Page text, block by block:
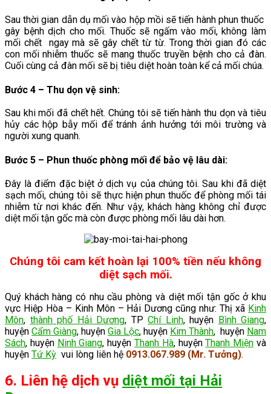
Sau thời gian dẫn dụ mối vào hộp mồi sẽ tiến hành phun thuốc
gây bệnh dịch cho mối. Thuốc sẽ ngấm vào mối, không làm
mối chết ngay mà sẽ gây chết từ từ. Trong thời gian đó các
con mối nhiễm thuốc sẽ mang thuốc truyền bệnh cho cả đàn.
Cuối cùng cả đàn mối sẽ bị tiêu diệt hoàn toàn kể cả mối chúa.
Bước 4 – Thu dọn vệ sinh:
Sau khi mối đã chết hết. Chúng tôi sẽ tiến hành thu dọn và tiêu
hủy các hộp bẫy mối để tránh ảnh hưởng tới môi trường và
người xung quanh.
Bước 5 – Phun thuốc phòng mối để bảo vệ lâu dài:
Đây là điểm đặc biệt ở dịch vụ của chúng tôi. Sau khi đã diệt
sạch mối, chúng tôi sẽ thực hiện phun thuốc để phòng mối tái
nhiễm từ nơi khác đến. Như vậy, khách hàng không chỉ được
diệt mối tận gốc mà còn được phòng mối lâu dài hơn.
Chúng tôi cam kết hoàn lại 100% tiền nếu không
diệt sạch mối.
Quý khách hàng có nhu cầu phòng và diệt mối tận gốc ở khu
vực Hiệp Hòa – Kinh Môn – Hải Dương cũng như: Thị xã Kinh
Môn, thành phố Hải Dương, TP Chí Linh, huyện Bình Giang,
huyện Cẩm Giàng, huyện Gia Lộc, huyện Kim Thành, huyện Nam
Sách, huyện Ninh Giang, huyệnThanh Hà, huyệnThanh Miện và
huyện Tứ Kỳ vui lòng liên hệ 0913.067.989 (Mr. Tưởng).
6. Liên hệ dịch vụ diệt mối tại Hải